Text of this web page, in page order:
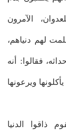
الآمرون
لهم دنياهم،
فقالوا: أنه
ويرعونها
ذاقوا الدنيا